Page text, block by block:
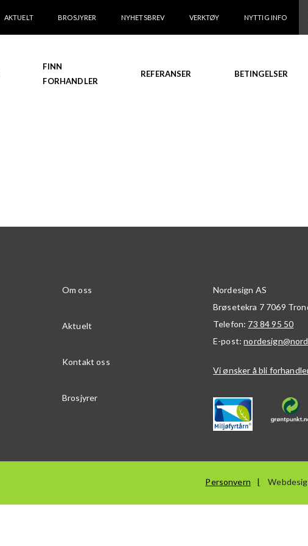
AKTUELT BROSJYRER NYHETSBREV VERKTØY NYTTIG INFO
FINN
FORHANDLER
REFERANSER BETINGELSER
Om oss
Aktuelt
Kontakt oss
Brosjyrer
Nordesign AS
Brøsetekra 7 7069
Telefon: 73 84 95 50
E-post:
Vi ønsker å bli
Personvern